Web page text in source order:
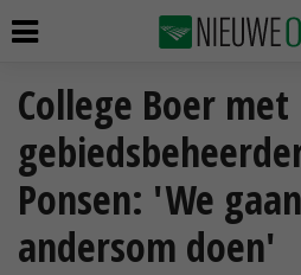
College Boer met
Ponsen: 'We
andersom doen'